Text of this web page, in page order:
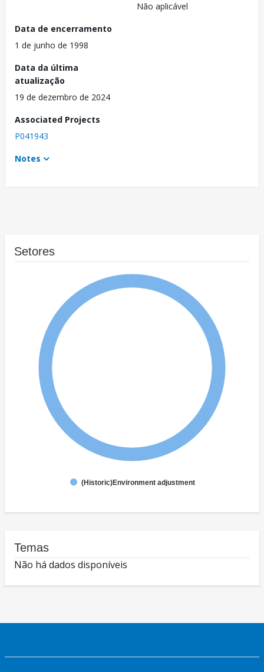
Não aplicável
Data de encerramento
1 de junho de 1998
Data da última
atualização
19 de dezembro de 2024
Associated Projects
P041943
Notes
Setores
(Historic)Environment adjustment
Temas
Não há dados disponíveis